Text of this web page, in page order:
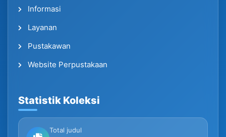
Informasi
Layanan
Pustakawan
Website Perpustakaan
Statistik Koleksi
Total judul